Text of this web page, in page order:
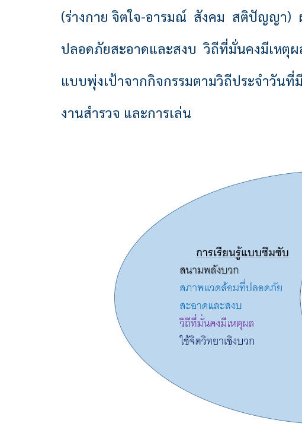
(ร่างกาย จิตใจ-อารมณ์ สังคม สติปัญญา)
ปลอดภัยสะอาดและสงบ วิถีที่มั่นคงมีเหตุ
แบบพุ่งเป้าจากกิจกรรมตามวิถีประจำวันที่
งานสำรวจ และการเล่น